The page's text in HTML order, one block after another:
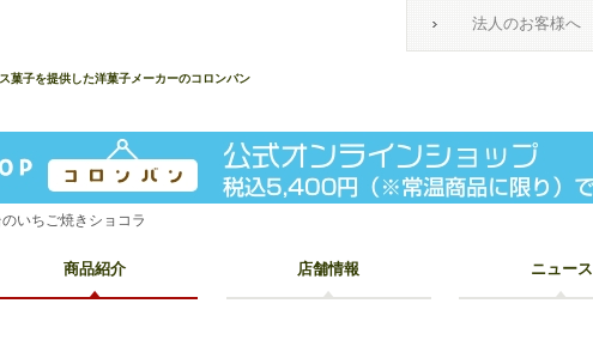
菓子を提供した洋菓子メーカーのコロンバン
商品紹介 店舗情報 ニュース
法人のお客様へ
いちご焼きショコラ